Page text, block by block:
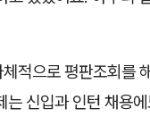
적으로 평판조회를
는 신입과 인턴 채용